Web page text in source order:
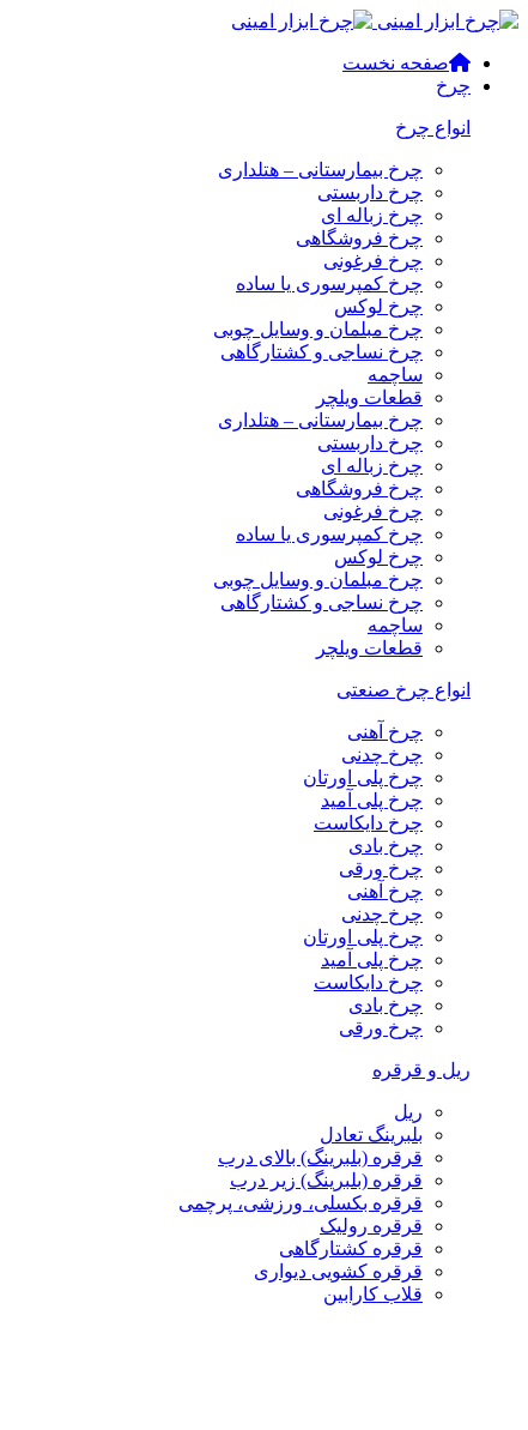
صفحه نخست
چرخ
انواع چرخ
چرخ بیمارستانی – هتلداری
چرخ داربستی
چرخ زباله ای
چرخ فروشگاهی
چرخ فرغونی
چرخ کمپرسوری یا ساده
چرخ لوکس
چرخ مبلمان و وسایل چوبی
چرخ نساجی و کشتارگاهی
ساچمه
قطعات ویلچر
چرخ بیمارستانی – هتلداری
چرخ داربستی
چرخ زباله ای
چرخ فروشگاهی
چرخ فرغونی
چرخ کمپرسوری یا ساده
چرخ لوکس
چرخ مبلمان و وسایل چوبی
چرخ نساجی و کشتارگاهی
ساچمه
قطعات ویلچر
انواع چرخ صنعتی
چرخ آهنی
چرخ چدنی
چرخ پلی اورتان
چرخ پلی آمید
چرخ دایکاست
چرخ بادی
چرخ ورقی
چرخ آهنی
چرخ چدنی
چرخ پلی اورتان
چرخ پلی آمید
چرخ دایکاست
چرخ بادی
چرخ ورقی
ریل و قرقره
ریل
بلبرینگ تعادل
قرقره (بلبرینگ) بالای درب
قرقره (بلبرینگ) زیر درب
قرقره بکسلی، ورزشی، پرچمی
قرقره رولیک
قرقره کشتارگاهی
قرقره کشویی دیواری
قلاب کارابین